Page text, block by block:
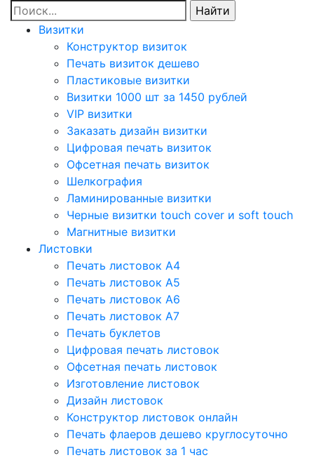
Визитки
Конструктор визиток
Печать визиток дешево
Пластиковые визитки
Визитки 1000 шт за 1450 рублей
VIP визитки
Заказать дизайн визитки
Цифровая печать визиток
Офсетная печать визиток
Шелкография
Ламинированные визитки
Черные визитки touch cover и soft touch
Магнитные визитки
Листовки
Печать листовок А4
Печать листовок А5
Печать листовок А6
Печать листовок А7
Печать буклетов
Цифровая печать листовок
Офсетная печать листовок
Изготовление листовок
Дизайн листовок
Конструктор листовок онлайн
Печать флаеров дешево круглосуточно
Печать листовок за 1 час